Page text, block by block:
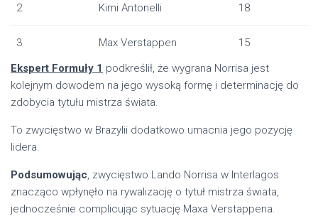
2 Kimi Antonelli 18
3 Max Verstappen
15
Ekspert Formuły 1 podkreślił, że wygrana Norrisa jest
kolejnym dowodem na jego wysoką formę i determinację do
zdobycia tytułu mistrza świata.
To zwycięstwo w Brazylii dodatkowo umacnia jego pozycję
lidera.
Podsumowując, zwycięstwo Lando Norrisa w Interlagos
znacząco wpłynęło na rywalizację o tytuł mistrza świata,
jednocześnie complicując sytuację Maxa Verstappena.